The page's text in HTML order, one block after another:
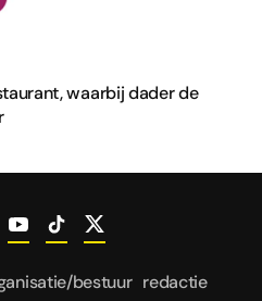
waarbij dader de
bestuur redactie